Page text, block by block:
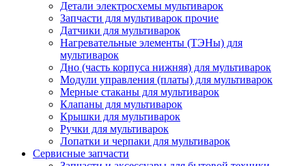
Детали электросхемы мультиварок
Запчасти для мультиварок прочие
Датчики для мультиварок
Нагревательные элементы (ТЭНы) для
мультиварок
Дно (часть корпуса нижняя) для мультиварок
Модули управления (платы) для мультиварок
Мерные стаканы для мультиварок
Клапаны для мультиварок
Крышки для мультиварок
Ручки для мультиварок
Лопатки и черпаки для мультиварок
Сервисные запчасти